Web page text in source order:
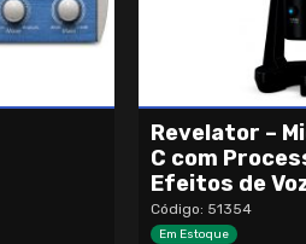
Revelator –
C com
Efeitos de
Código: 51354
Em Estoque